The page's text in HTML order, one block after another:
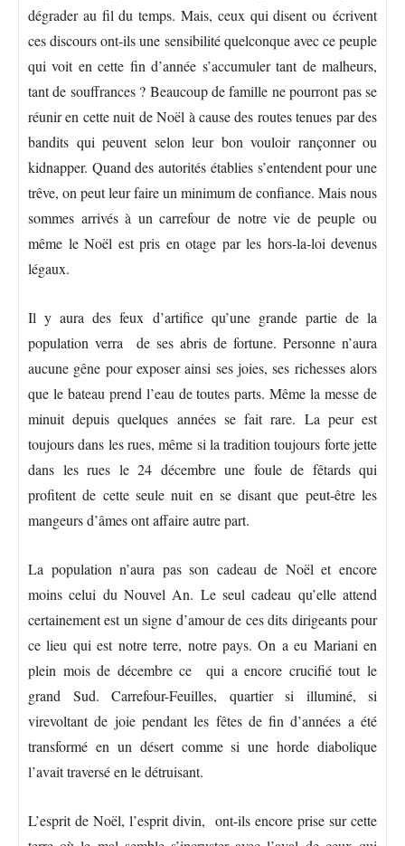
dégrader au fil du temps. Mais, ceux qui disent ou écrivent
ces discours ont-ils une sensibilité quelconque avec ce peuple
qui voit en cette fin d’année s’accumuler tant de malheurs,
tant de souffrances ? Beaucoup de famille ne pourront pas se
réunir en cette nuit de Noël à cause des routes tenues par des
bandits qui peuvent selon leur bon vouloir rançonner ou
kidnapper. Quand des autorités établies s’entendent pour une
trêve, on peut leur faire un minimum de confiance. Mais nous
sommes arrivés à un carrefour de notre vie de peuple ou
même le Noël est pris en otage par les hors-la-loi devenus
légaux.
Il y aura des feux d’artifice qu’une grande partie de la
population verra de ses abris de fortune. Personne n’aura
aucune gêne pour exposer ainsi ses joies, ses richesses alors
que le bateau prend l’eau de toutes parts. Même la messe de
minuit depuis quelques années se fait rare. La peur est
toujours dans les rues, même si la tradition toujours forte jette
dans les rues le 24 décembre une foule de fêtards qui
profitent de cette seule nuit en se disant que peut-être les
mangeurs d’âmes ont affaire autre part.
La population n’aura pas son cadeau de Noël et encore
moins celui du Nouvel An. Le seul cadeau qu’elle attend
certainement est un signe d’amour de ces dits dirigeants pour
ce lieu qui est notre terre, notre pays. On a eu Mariani en
plein mois de décembre ce qui a encore crucifié tout le
grand Sud. Carrefour-Feuilles, quartier si illuminé, si
virevoltant de joie pendant les fêtes de fin d’années a été
transformé en un désert comme si une horde diabolique
l’avait traversé en le détruisant.
L’esprit de Noël, l’esprit divin, ont-ils encore prise sur cette